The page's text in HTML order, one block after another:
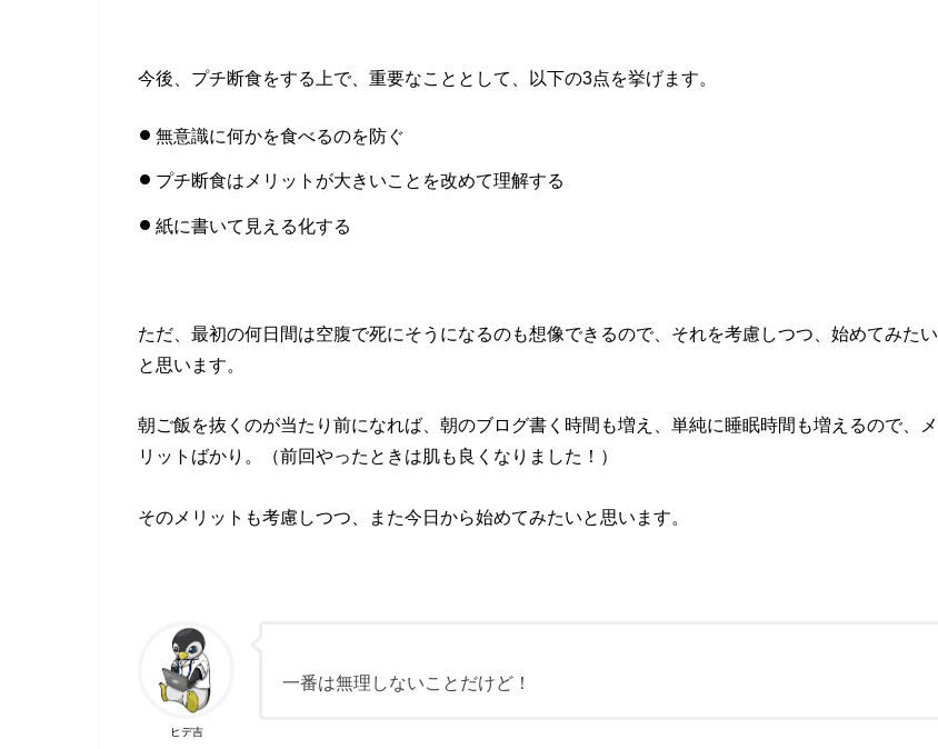
今後、プチ断食をする上で、重要なこととして、以下の3点を挙げます。
無意識に何かを食べるのを防ぐ
プチ断食はメリットが大きいことを改めて理解する
紙に書いて見える化する
ただ、最初の何日間は空腹で死にそうになるのも想像できるので、それを考慮しつつ、始めてみたい
と思います。
朝ご飯を抜くのが当たり前になれば、朝のブログ書く時間も増え、単純に睡眠時間も増えるので、メ
リットばかり。（前回やったときは肌も良くなりました！）
そのメリットも考慮しつつ、また今日から始めてみたいと思います。
ヒデ吉
一番は無理しないことだけど！